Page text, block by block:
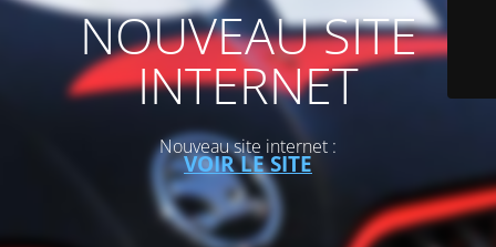
NOUVEAU SITE
INTERNET
Nouveau site internet :
VOIR LE SITE